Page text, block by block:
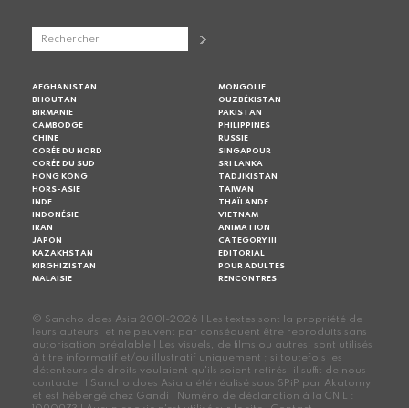
AFGHANISTAN
BHOUTAN
BIRMANIE
CAMBODGE
CHINE
CORÉE DU NORD
CORÉE DU SUD
HONG KONG
HORS-ASIE
INDE
INDONÉSIE
IRAN
JAPON
KAZAKHSTAN
KIRGHIZISTAN
MALAISIE
MONGOLIE
OUZBÉKISTAN
PAKISTAN
PHILIPPINES
RUSSIE
SINGAPOUR
SRI LANKA
TADJIKISTAN
TAIWAN
THAÏLANDE
VIETNAM
ANIMATION
CATEGORY III
EDITORIAL
POUR ADULTES
RENCONTRES
© Sancho does Asia 2001-2026 | Les textes sont la propriété de
leurs auteurs, et ne peuvent par conséquent être reproduits sans
autorisation préalable | Les visuels, de films ou autres, sont utilisés
à titre informatif et/ou illustratif uniquement ; si toutefois les
détenteurs de droits voulaient qu'ils soient retirés, il suffit de nous
contacter | Sancho does Asia a été réalisé sous SPiP par Akatomy,
et est hébergé chez Gandi | Numéro de déclaration à la CNIL :